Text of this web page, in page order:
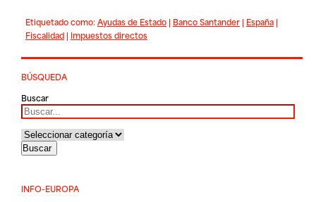
Etiquetado como:Ayudas de Estado| Banco Santander| España|
Fiscalidad| Impuestos directos
BÚSQUEDA
Buscar
INFO-EUROPA